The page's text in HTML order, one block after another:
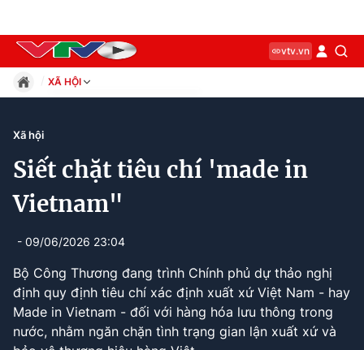
vtv.vn
XÃ HỘI
Xã hội
Thế giới
Công nghệ
Current
0:11 Duration
0:54
Xã hội
Siết chặt tiêu chí 'made in
Vietnam"
- 09/06/2026 23:04
Bộ Công Thương đang trình Chính phủ dự thảo nghị
định quy định tiêu chí xác định xuất xứ Việt Nam - hay
Made in Vietnam - đối với hàng hóa lưu thông trong
nước, nhằm ngăn chặn tình trạng gian lận xuất xứ và